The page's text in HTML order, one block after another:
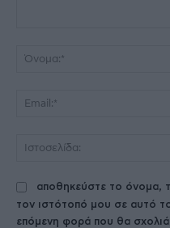
αποθηκεύστε το όνομα,
τον ιστότοπό μου σε αυτό
επόμενη φορά που θα